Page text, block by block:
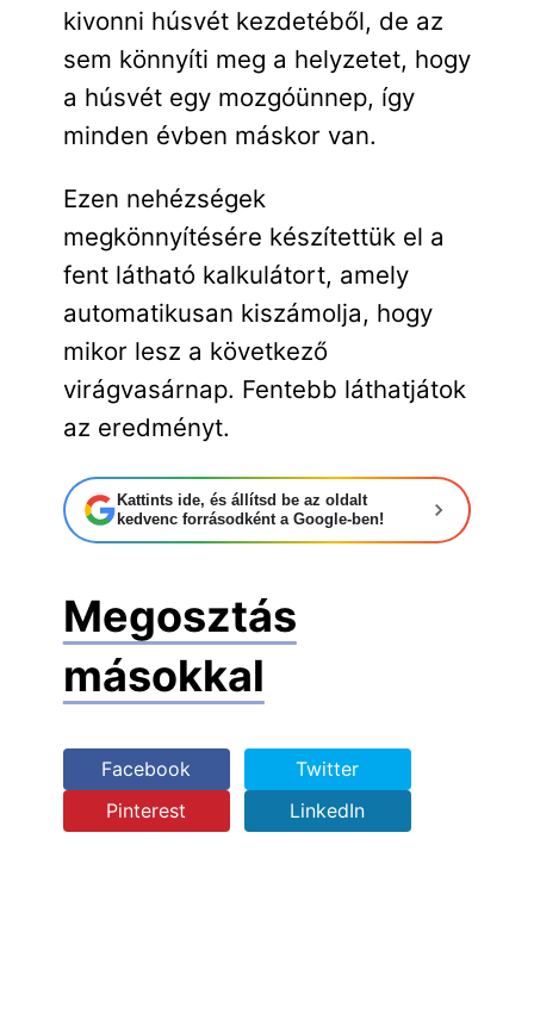
kivonni húsvét kezdetéből, de az
sem könnyíti meg a helyzetet, hogy
a húsvét egy mozgóünnep, így
minden évben máskor van.
Ezen nehézségek
megkönnyítésére készítettük el a
fent látható kalkulátort, amely
automatikusan kiszámolja, hogy
mikor lesz a következő
virágvasárnap. Fentebb láthatjátok
az eredményt.
Kattints ide, és állítsd be az oldalt
kedvenc forrásodként a Google-ben!
Megosztás
másokkal
Facebook
Twitter
Pinterest
LinkedIn